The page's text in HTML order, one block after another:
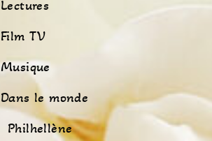
Lectures
Film TV
Musique
Dans le monde
Philhellène